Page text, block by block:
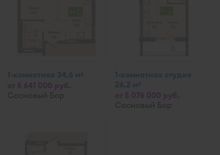
1-комнатная 34,6 м2
Сосновый Бор
1-комнатная студия
26,2 м2
Сосновый Бор